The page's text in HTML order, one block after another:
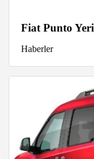
Fiat Punto
Haberler